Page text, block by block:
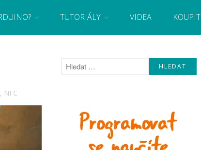
Úvod
Arduino a microbit projekty, návody, novinky i tutoriály pro začátečníky i pro
TUTORIÁLY VIDEA KOUPIT
, NFC